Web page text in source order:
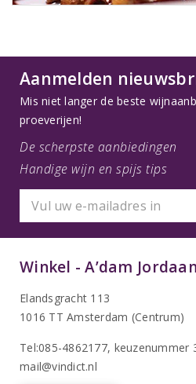
Aanmelden
Mis niet langer de beste
proeverijen!
De scherpste aanbiedingen
Handige wijn en spijs tips
Winkel - A’dam Jordaan
Elandsgracht 113
1016 TT Amsterdam (Centrum)
Tel:085-4862177, keuzenummer
mail@vindict.nl